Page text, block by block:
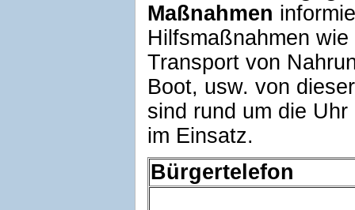
Maßnahmen
Hilfsmaßnahmen
Transport von
Boot, usw. von
sind rund um die
im Einsatz.
Bürgertelefon